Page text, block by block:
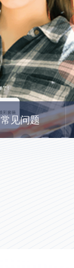
常见问题